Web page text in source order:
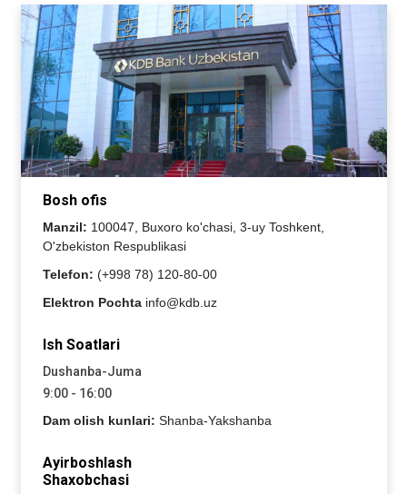
Bosh ofis
Manzil: 100047, Buxoro ko'chasi, 3-uy Toshkent,
O'zbekiston Respublikasi
Telefon: (+998 78) 120-80-00
Elektron Pochtainfo@kdb.uz
Ish Soatlari
Dushanba-Juma
9:00 - 16:00
Dam olish kunlari: Shanba-Yakshanba
Ayirboshlash
Shaxobchasi